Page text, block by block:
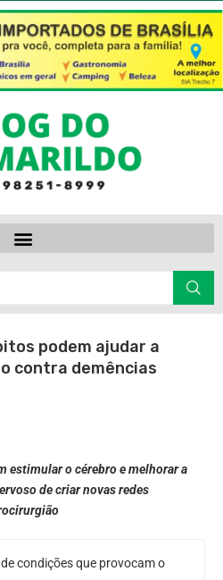
podem ajudar a
contra demências
estimular o cérebro e melhorar a
de criar novas redes
condições que provocam o